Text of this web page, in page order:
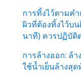
การทิ้งไว้ตามค
ผิวที่ต้องทิ้งไว้บ
นาที) ควรปฏิบั
การล้างออก: ล้
ใช้น้ำเย็นล้างสุ